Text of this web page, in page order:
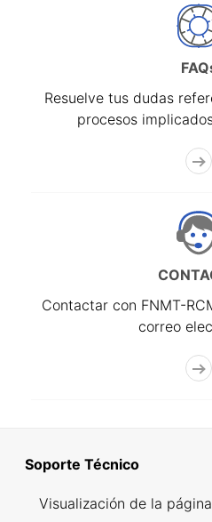
Resuelve tus dudas
procesos
Contactar con FNMT-
correo
Soporte Técnico
Visualización de la página